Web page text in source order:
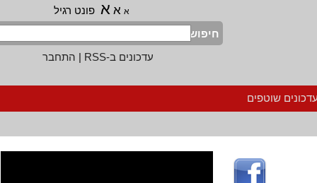
א א פונט רגיל
חיפוש
עדכונים ב-RSS
|התחבר
שוטפים